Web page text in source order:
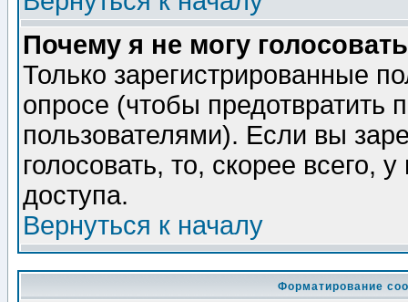
Почему я не могу
Только зарегистрированные
опросе (чтобы предотвратить
пользователями). Если вы
голосовать, то, скорее всего,
доступа.
Вернуться к началу
Форматирование